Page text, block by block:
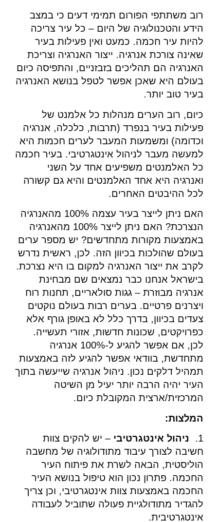
רוב משתתפי הפורום תמימי דעים כי במצב
הידע והטכנולוגיה של היום – כל עיר צריכה
להיות עיר חכמה. כמעט ואין פעילות בעיר
שאינה צורכת אנרגיה. ייצור האנרגיה וצריכת
האנרגיה הם תהליכים בזבזניים, והתפיסה כיום
בעולם היא שאכן אפשר לטפל בנושא האנרגיה
בעיר טוב יותר.
כיום, רוב הערים מנהלות כל אלמנט של
פעילות בעיר בנפרד (תרבות, כלכלה, אנרגיה
וכדומה) ומשמעות המעבר לערים חכמות היא
למעשה מעבר לניהול אינטגרטיבי. בעיר חכמה
כל האלמנטים משפיעים אחד על השני
ואנרגיה היא אחד האלמנטים והיא גם קשורה
לכל ההיבטים האחרים.
האם ניתן לייצר בעיר עצמה 100% מהאנרגיה
הנצרכת? האם ניתן לייצר 100% מהאנרגיה
באמצעות מקורות מתחדשים? יש מספר ערים
בעולם שהולכות בכיוון הזה. לכן, ראשית נדרש
לקרב את ייצור האנרגיה למקום בו היא נצרכת.
בישראל אנחנו כבר נמצאים שם מבחינת
אנרגיה מבוזרת – גגות סולאריים, תחנות רוח
ויצרנים פרטיים. בערים רבות בעולם נוקטים
צעדים בכיוון, בדרך כלל לא באופן גורף אלא
כפרויקטים, שכונות חדשות, אזורי תעשייה.
לכן, אם אפשר להגיע ל-100% אנרגיה
מתחדשת, בוודאי אפשר להגיע לזה באמצעות
תמהיל דלקים נכון. ניהול אנרגיה שייעשה בתוך
העיר יהיה הרבה יותר יעיל מן השיטה
המרכזית/ארצית המקובלת כיום.
המלצות:
1.
ניהול אינטגרטיבי – יש להקים צוות
חשיבה לצורך עיבוד מתודולוגיה של מחשבה
הוליסטית, הבאה לשרת את פיתוח העיר
החכמה. פתרון נכון הוא טיפול בנושא העיר
החכמה באמצעות צוות אינטגרטיבי, וכן צריך
להגדיר מתודולגיית פעולה שתוביל לעבודה
אינטגרטיבית.